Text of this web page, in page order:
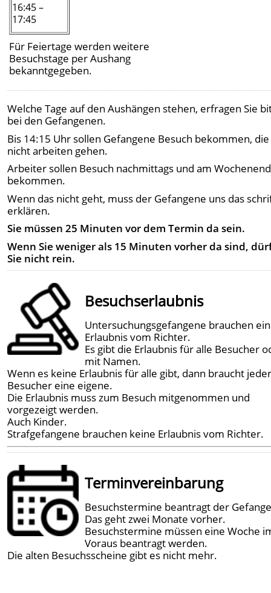
16:45 –
17:45
Für Feiertage werden weitere
Besuchstage per Aushang
bekanntgegeben.
Welche Tage auf den Aushängen stehen, erfragen Sie
bei den Gefangenen.
Bis 14:15 Uhr sollen Gefangene Besuch bekommen, die
nicht arbeiten gehen.
Arbeiter sollen Besuch nachmittags und am
bekommen.
Wenn das nicht geht, muss der Gefangene uns das
erklären.
Sie müssen 25 Minuten vor dem Termin da sein.
Wenn Sie weniger als 15 Minuten vorher da sind,
Sie nicht rein.
Besuchserlaubnis
Untersuchungsgefangene brauchen
Erlaubnis vom Richter.
Es gibt die Erlaubnis für alle Besucher
mit Namen.
Wenn es keine Erlaubnis für alle gibt, dann braucht
Besucher eine eigene.
Die Erlaubnis muss zum Besuch mitgenommen und
vorgezeigt werden.
Auch Kinder.
Strafgefangene brauchen keine Erlaubnis vom Richter.
Terminvereinbarung
Besuchstermine beantragt der
Das geht zwei Monate vorher.
Besuchstermine müssen eine Woche
Voraus beantragt werden.
Die alten Besuchsscheine gibt es nicht mehr.